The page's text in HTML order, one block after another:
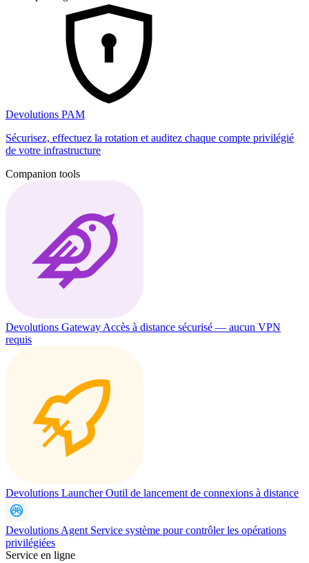
Devolutions PAM
Sécurisez, effectuez la rotation et auditez chaque compte privilégié
de votre infrastructure
Companion tools
Devolutions Gateway Accès à distance sécurisé — aucun VPN
requis
Devolutions LauncherOutil de lancement de connexions à distance
Devolutions Agent Service système pour contrôler les opérations
privilégiées
Service en ligne